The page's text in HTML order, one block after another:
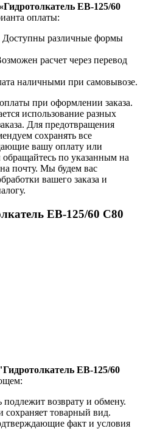
«Гидротолкатель ЕВ-125/60
оплаты:
Доступны различные формы
расчет через перевод
наличными при самовывозе.
при оформлении заказа.
использование разных
Для предотвращения
сохранять все
вашу оплату или
по указанным на
почту. Мы будем вас
вашего заказа и
ЕВ-125/60 С80
ЕВ-125/60
подлежит возврату и обмену.
сохраняет товарный вид.
факт и условия